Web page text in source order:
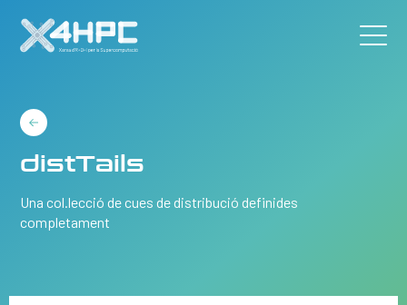
distTails
Una col.lecció de cues de distribució definides
completament